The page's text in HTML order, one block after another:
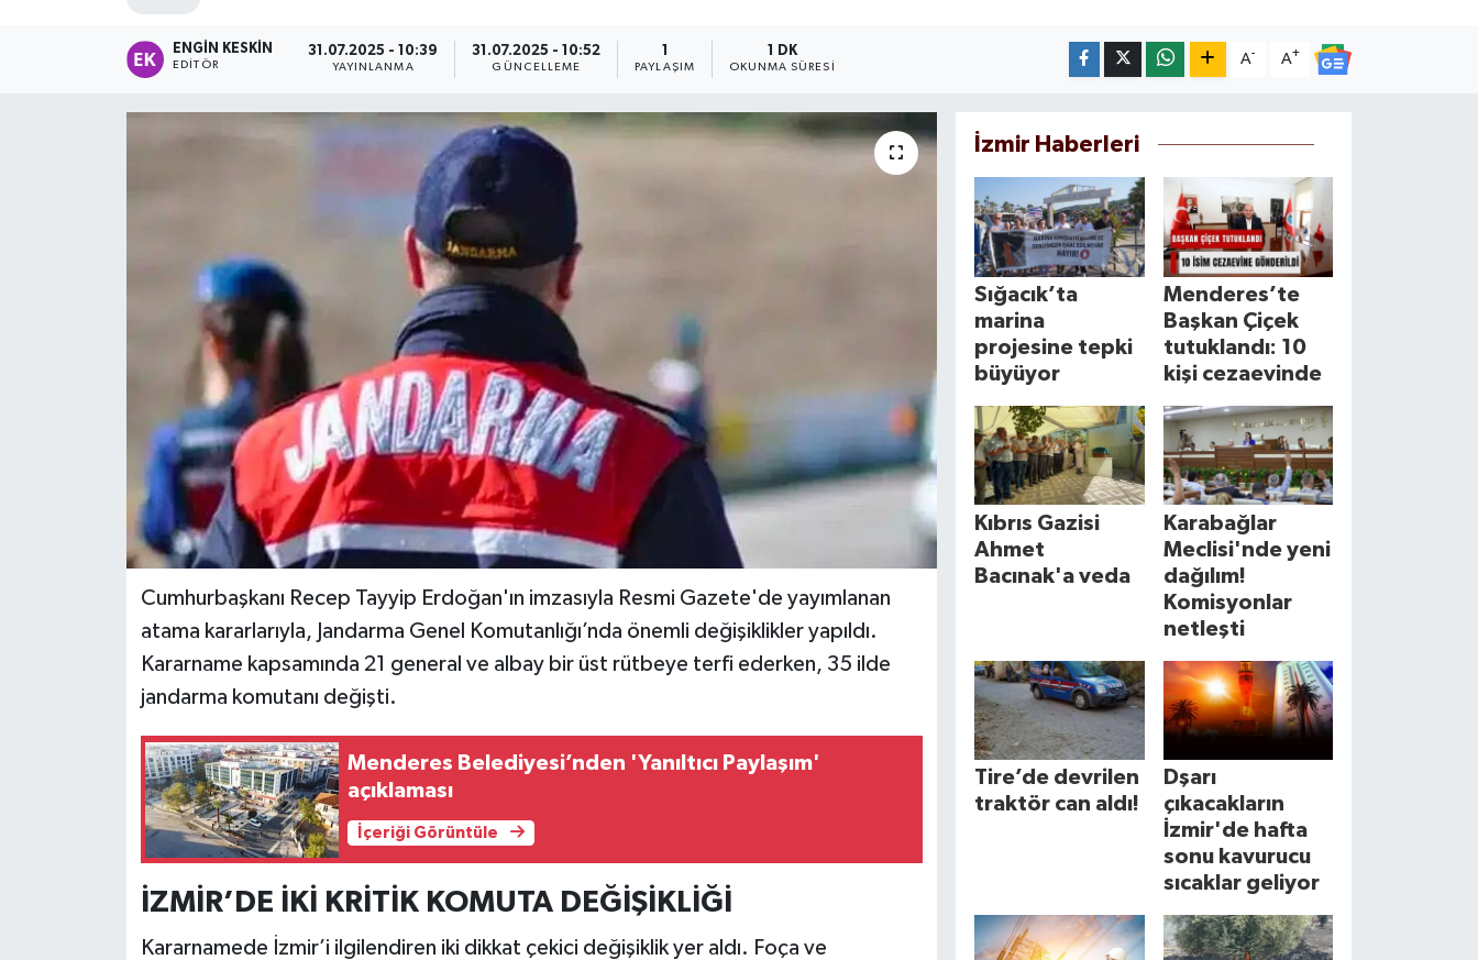
ENGIN KESKIN
EDITÖR
31.07.2025 - 10:39
YAYINLANMA
31.07.2025 - 10:52
GÜNCELLEME PAYLAŞIM
1 DK
OKUNMA SÜRESI
A- A+
Cumhurbaşkanı Recep Tayyip Erdoğan'ın imzasıyla Resmi Gazete'de yayımlanan
atama kararlarıyla, Jandarma Genel Komutanlığı’nda önemli değişiklikler yapıldı.
Kararname kapsamında 21 general ve albay bir üst rütbeye terfi ederken, 35 ilde
jandarma komutanı değişti.
Menderes Belediyesi’nden 'Yanıltıcı Paylaşım'
açıklaması
İçeriği Görüntüle
İZMİR’DE İKİ KRİTİK KOMUTA DEĞİŞİKLİĞİ
Kararnamede İzmir’i ilgilendiren iki dikkat çekici değişiklik yer aldı. Foça ve
İzmir Haberleri
Sığacık’ta
marina
projesine tepki
büyüyor
Menderes’te
Başkan Çiçek
tutuklandı: 10
kişi cezaevinde
Kıbrıs Gazisi
Ahmet
Bacınak'a veda
Karabağlar
Meclisi'nde yeni
dağılım!
Komisyonlar
netleşti
Tire’de devrilen
traktör can aldı!
Dşarı
çıkacakların
İzmir'de hafta
sonu kavurucu
sıcaklar geliyor